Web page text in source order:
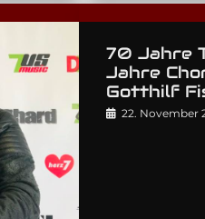
70 Jahre
Jahre
Gotthilf
22. November